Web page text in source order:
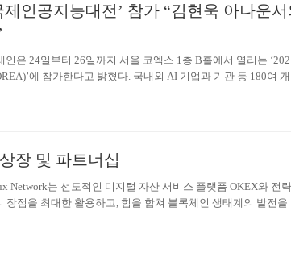
제인공지능대전’ 참가 “김현욱 아나운
은 24일부터 26일까지 서울 코엑스 1층 B홀에서 열리는
에 참가한다고 밝혔다. 국내외 AI 기업과 기관 등 180여 개
비즈니스 전략 등 AI 국내 최고의 전문가들이 모여 심도 있는 토
영상 합성 솔루션과 챗봇 기술을 결합해 금융권 최초로 AI 키
장 및 파트너십
Network는 선도적인 디지털 자산 서비스 플랫폼 OKEX와 전
점을 최대한 활용하고, 힘을 합쳐 블록체인 생태계의 발전을
의 다중서명 방식의 크로스체인 프로토콜인 ShuttleFlow는